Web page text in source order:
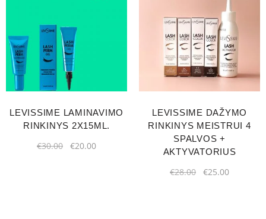
LEVISSIME LAMINAVIMO
RINKINYS 2X15ML.
€30.00 €20.00
LEVISSIME DAŽYMO
RINKINYS MEISTRUI 4
SPALVOS +
AKTYVATORIUS
€28.00 €25.00